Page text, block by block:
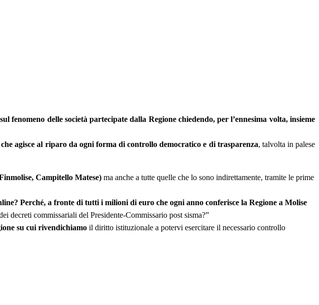
delle società partecipate dalla Regione chiedendo, per l’ennesima volta, insieme
agisce al riparo da ogni forma di controllo democratico e di trasparenza, talvolta in palese
Campitello Matese) ma anche a tutte quelle che lo sono indirettamente, tramite le prime
Perché, a fronte di tutti i milioni di euro che ogni anno conferisce la Regione a Molise
decreti commissariali del Presidente-Commissario post sisma?”
su cui rivendichiamo il diritto istituzionale a potervi esercitare il necessario controllo